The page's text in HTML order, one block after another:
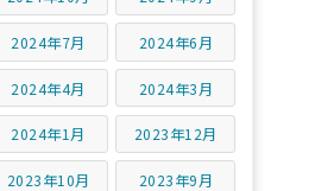
2024年7月 2024年6月
2024年4月 2024年3月
2024年1月 2023年12月
2023年10月 2023年9月